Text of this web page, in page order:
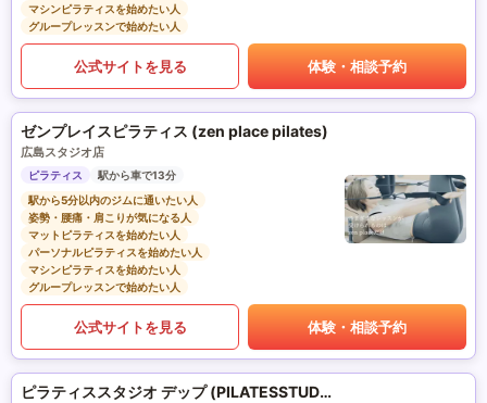
マシンピラティスを始めたい人
グループレッスンで始めたい人
公式サイトを見る 体験・相談予約
ゼンプレイスピラティス (zen place pilates)
広島スタジオ店
ピラティス
駅から車で13分
駅から5分以内のジムに通いたい人
姿勢・腰痛・肩こりが気になる人
マットピラティスを始めたい人
パーソナルピラティスを始めたい人
マシンピラティスを始めたい人
グループレッスンで始めたい人
公式サイトを見る 体験・相談予約
ピラティススタジオ デップ (PILATESSTUDIO DEP)